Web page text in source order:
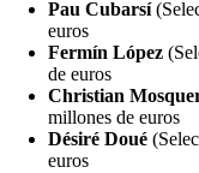
Pau Cubarsí
euros
Fermín López
de euros
Christian
millones de euros
Désiré Doué
euros